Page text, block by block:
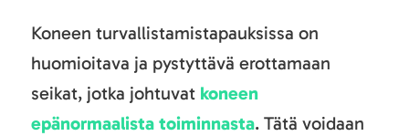
Koneen turvallistamistapauksissa on
huomioitava ja pystyttävä erottamaan
seikat, jotka johtuvatkoneen
epänormaalista toiminnasta. Tätä voidaan